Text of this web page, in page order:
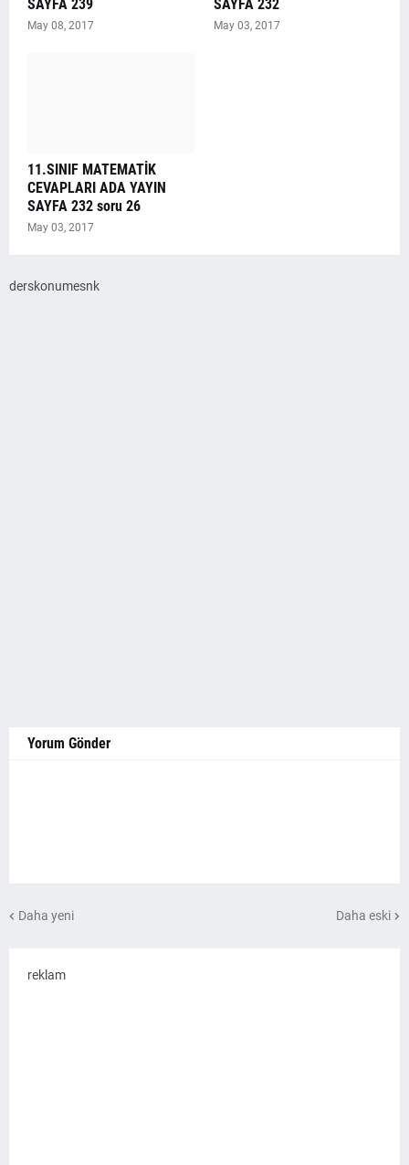
SAYFA 239
May 08, 2017
SAYFA 232
May 03, 2017
11.SINIF MATEMATİK
CEVAPLARI ADA YAYIN
SAYFA 232 soru 26
May 03, 2017
derskonumesnk
Yorum Gönder
Daha yeni Daha eski
reklam